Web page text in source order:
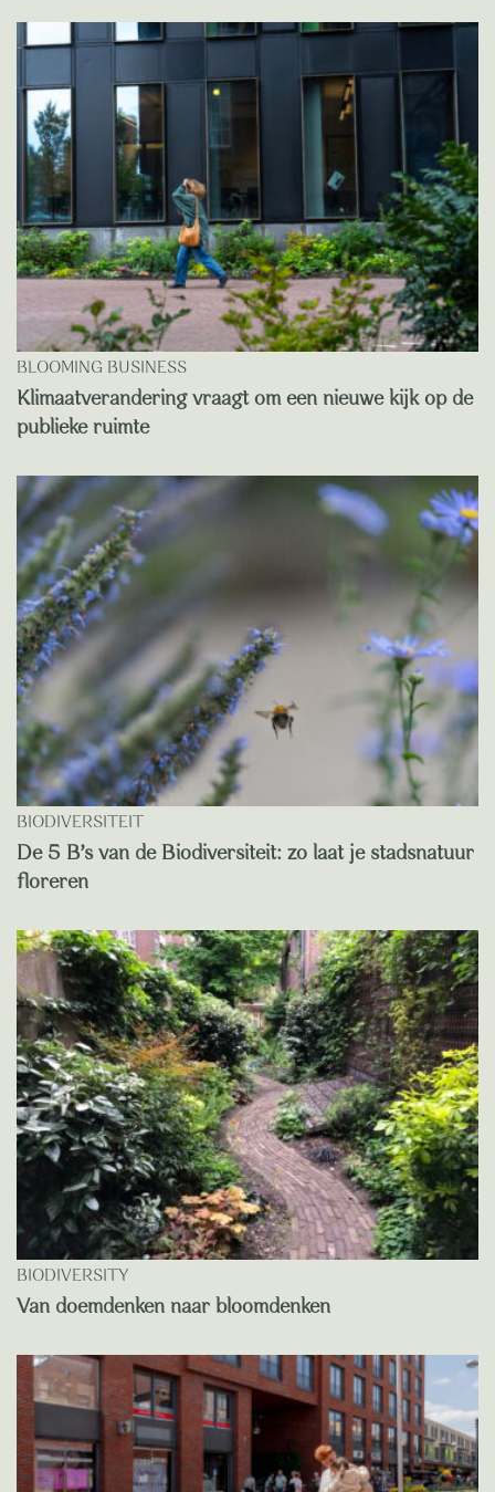
BLOOMING BUSINESS
Klimaatverandering vraagt om een nieuwe kijk op de
publieke ruimte
BIODIVERSITEIT
De 5 B’s van de Biodiversiteit: zo laat je stadsnatuur
floreren
BIODIVERSITY
Van doemdenken naar bloomdenken